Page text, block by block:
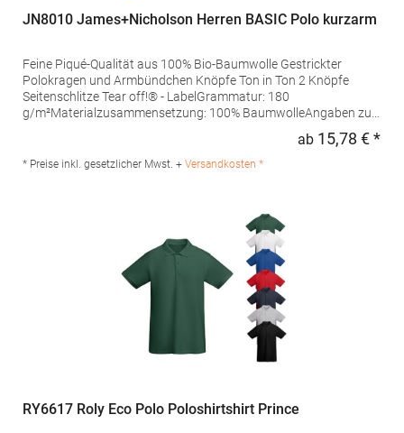
JN8010 James+Nicholson Herren BASIC Polo kurzarm
Feine Piqué-Qualität aus 100% Bio-Baumwolle Gestrickter
Polokragen und Armbündchen Knöpfe Ton in Ton 2 Knöpfe
Seitenschlitze Tear off!® - LabelGrammatur: 180
g/m²Materialzusammensetzung: 100% BaumwolleAngaben zur
GmbH Vor dem Weißen Stein 25-31 72461 Albstadt Deutschland
E-Mail: info@daiber.de
ab 15,78 € *
* Preise inkl. gesetzlicher Mwst. + Versandkosten *
RY6617 Roly Eco Polo Poloshirtshirt Prince